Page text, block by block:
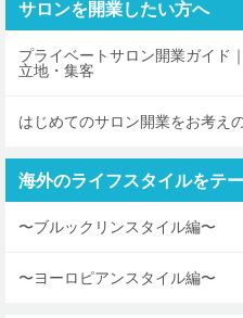
サロンを開業したい方へ
プライベートサロン開業ガイド
立地・集客
はじめてのサロン開業をお考え
海外のライフスタイルをテ
〜ブルックリンスタイル編〜
〜ヨーロピアンスタイル編〜